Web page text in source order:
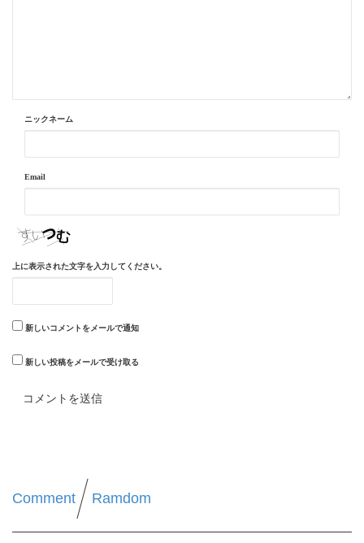
ニックネーム
Email
上に表示された文字を入力してください。
新しいコメントをメールで通知
新しい投稿をメールで受け取る
Comment Ramdom